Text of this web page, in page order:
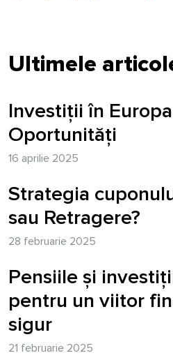
Ultimele
Investiții în
Oportunități
16 aprilie 2025
Strategia
sau Retragere?
28 februarie 2025
Pensiile și
pentru un viitor
sigur
21 februarie 2025